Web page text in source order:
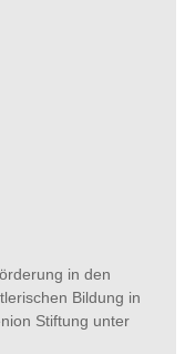
in den
Bildung in
Stiftung unter